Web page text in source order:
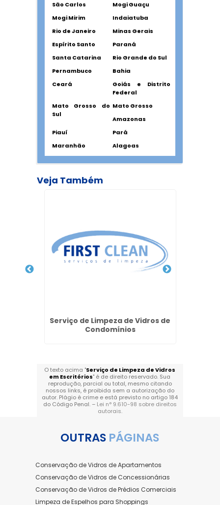
São Carlos
Mogi Guaçu
Mogi Mirim
Indaiatuba
Rio de Janeiro
Minas Gerais
Espírito Santo
Paraná
Santa Catarina
Rio Grande do Sul
Pernambuco
Bahia
Ceará
Goiás e Distrito
Federal
Mato Grosso do
Sul
Mato Grosso
Amazonas
Piauí
Pará
Maranhão
Alagoas
Veja Também
Serviço de Limpeza de Vidros de
Condomínios
O texto acima "Serviço de Limpeza de Vidros
em Escritórios" é de direito reservado. Sua
reprodução, parcial ou total, mesmo citando
nossos links, é proibida sem a autorização do
autor. Plágio é crime e está previsto no artigo 184
do Código Penal. – Lei n° 9.610-98 sobre direitos
autorais.
OUTRAS PÁGINAS
Conservação de Vidros de Apartamentos
Conservação de Vidros de Concessionárias
Conservação de Vidros de Prédios Comerciais
Limpeza de Espelhos para Shoppings